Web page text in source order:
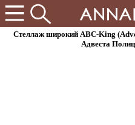
Стеллаж широкий ABC-King
Адвеста